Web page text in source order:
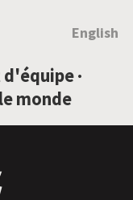
·
monde
English